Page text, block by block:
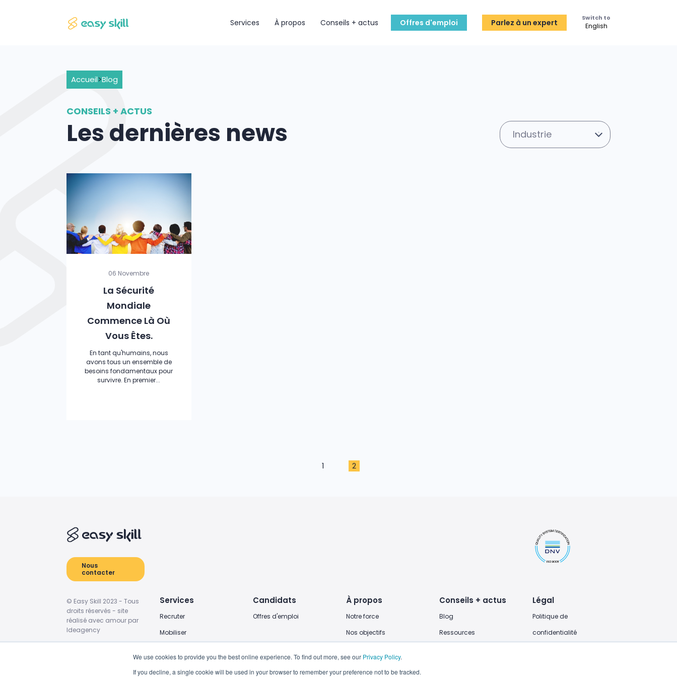
We use cookies to provide you the best online experience. To find out more, see our Privacy Policy.
If you decline, a single cookie will be used in your browser to remember your preference not to be tracked.
Services À propos Conseils + actus Offres d'emploi Parlez à un expert Switch to
English
Accueil>Blog
CONSEILS + ACTUS
Les dernières news Industrie
06 Novembre
La Sécurité
Mondiale
Commence Là Où
Vous Êtes.
En tant qu'humains, nous
avons tous un ensemble de
besoins fondamentaux pour
survivre. En premier...
1 2
Nous
contacter
© Easy Skill 2023 - Tous
droits réservés - site
réalisé avec amour par
Ideagency
Services
Recruter
Mobiliser
Candidats
Offres d'emploi
À propos
Notre force
Nos objectifs
Conseils + actus
Blog
Ressources
Légal
Politique de
confidentialité